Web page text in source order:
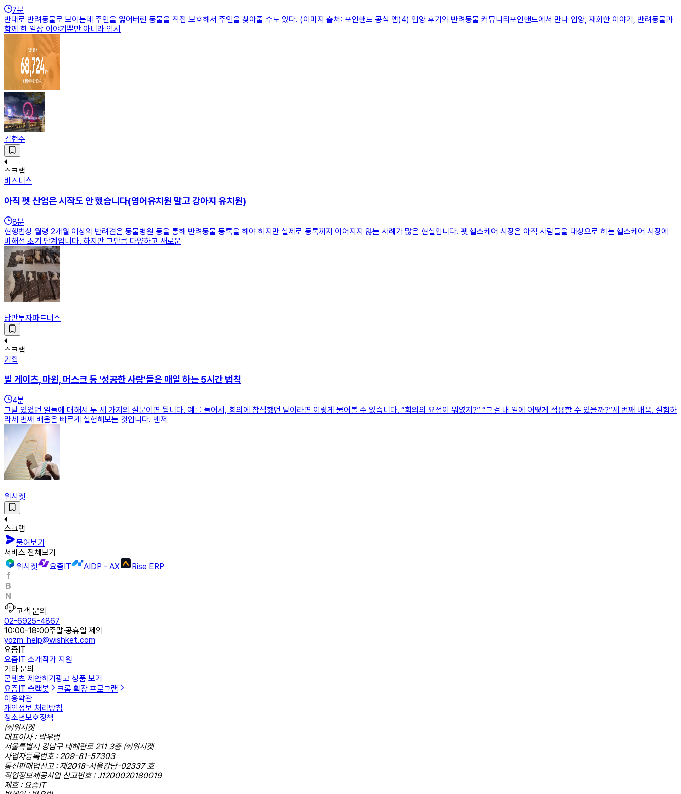
7분
반대로 반려동물로 보이는데 주인을 잃어버린 동물을 직접 보호해서 주인을 찾아줄 수도 있다. (이미지 출처: 포인핸드 공식 앱)4) 입양 후기와 반려동물 커뮤니티포인핸드에서 만나 입양, 재회한 이야기, 반려동물과
함께 한 일상 이야기뿐만 아니라 임시
김현주
스크랩
비즈니스
아직 펫 산업은 시작도 안 했습니다(영어유치원 말고 강아지 유치원)
8분
현행법상 월령 2개월 이상의 반려견은 동물병원 등을 통해 반려동물 등록을 해야 하지만 실제로 등록까지 이어지지 않는 사례가 많은 현실입니다. 펫 헬스케어 시장은 아직 사람들을 대상으로 하는 헬스케어 시장에
비해선 초기 단계입니다. 하지만 그만큼 다양하고 새로운
낭만투자파트너스
스크랩
기획
빌 게이츠, 마윈, 머스크 등 '성공한 사람'들은 매일 하는 5시간 법칙
4분
그날 있었던 일들에 대해서 두 세 가지의 질문이면 됩니다. 예를 들어서, 회의에 참석했던 날이라면 이렇게 물어볼 수 있습니다. “회의의 요점이 뭐였지?” “그걸 내 일에 어떻게 적용할 수 있을까?”세 번째 배움. 실험하
라세 번째 배움은 빠르게 실험해보는 것입니다. 벤저
위시켓
스크랩
물어보기
서비스 전체보기
위시켓
요즘IT AIDP - AX Rise ERP
고객 문의
02-6925-4867
10:00-18:00주말·공휴일 제외
yozm_help@wishket.com
요즘IT
요즘IT 소개작가 지원
기타 문의
콘텐츠 제안하기 광고 상품 보기
요즘IT 슬랙봇
크롬 확장 프로그램
이용약관
개인정보 처리방침
청소년보호정책
㈜위시켓
대표이사 : 박우범
서울특별시 강남구 테헤란로 211 3층 ㈜위시켓
사업자등록번호 : 209-81-57303
통신판매업신고 : 제2018-서울강남-02337 호
직업정보제공사업 신고번호 : J1200020180019
제호 : 요즘IT